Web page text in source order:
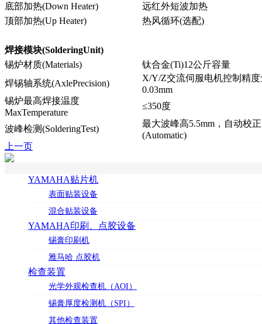
底部加热(Down Heater)
远红外短波加热
顶部加热(Up Heater)
热风循环(选配)
焊接模块(SolderingUnit)
锡炉材质(Materials)
钛合金(Ti)12公斤容量
焊锡轴系统(AxlePrecision)
X/Y/Z交流伺服电机控制精度
0.03mm
锡炉最高焊接温度
MaxTemperature
≤350度
波峰检测(SolderingTest)
最大波峰高5.5mm，自动校正
(Automatic)
上一页
YAMAHA贴片机
表面贴装设备
混合贴装设备
YAMAHA印刷、点胶设备
锡膏印刷机
雅马哈 点胶机
检查装置
光学外观检查机（AOI）
锡膏厚度检测机（SPI）
其他检查装置